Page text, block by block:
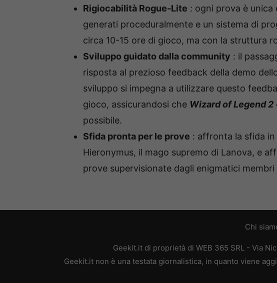
Rigiocabilità Rogue-Lite : ogni prova è unica
generati proceduralmente e un sistema di
circa 10-15 ore di gioco, ma con la struttura
Sviluppo guidato dalla community : il
risposta al prezioso feedback della demo
sviluppo si impegna a utilizzare questo
gioco, assicurandosi che Wizard of Legend 2
possibile.
Sfida pronta per le prove : affronta la sfida
Hieronymus, il mago supremo di Lanova, e
prove supervisionate dagli enigmatici
Chi
Geekit.it di proprietà di WEB 365 SRL - Via
Geekit.it non è una testata giornalistica, in quanto viene